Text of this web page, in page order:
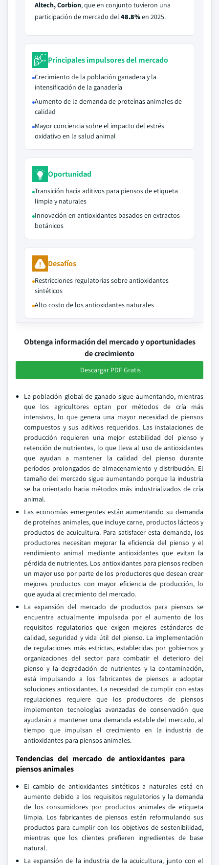
Altech, Corbion, que en conjunto tuvieron una
participación de mercado del 48.8%en 2025.
Principales impulsores del mercado
Crecimiento de la población ganadera y la
intensificación de la ganadería
Aumento de la demanda de proteínas animales de
calidad
Mayor conciencia sobre el impacto del estrés
oxidativo en la salud animal
Oportunidad
Transición hacia aditivos para piensos de etiqueta
limpia y naturales
Innovación en antioxidantes basados en extractos
botánicos
Desafíos
Restricciones regulatorias sobre antioxidantes
sintéticos
Alto costo de los antioxidantes naturales
Obtenga información del mercado y oportunidades
de crecimiento
Descargar PDF Gratis
La población global de ganado sigue aumentando, mientras
que los agricultores optan por métodos de cría más
intensivos, lo que genera una mayor necesidad de piensos
compuestos y sus aditivos requeridos. Las instalaciones de
producción requieren una mejor estabilidad del pienso y
retención de nutrientes, lo que lleva al uso de antioxidantes
que ayudan a mantener la calidad del pienso durante
períodos prolongados de almacenamiento y distribución. El
tamaño del mercado sigue aumentando porque la industria
se ha orientado hacia métodos más industrializados de cría
animal.
Las economías emergentes están aumentando su demanda
de proteínas animales, que incluye carne, productos lácteos y
productos de acuicultura. Para satisfacer esta demanda, los
productores necesitan mejorar la eficiencia del pienso y el
rendimiento animal mediante antioxidantes que evitan la
pérdida de nutrientes. Los antioxidantes para piensos reciben
un mayor uso por parte de los productores que desean crear
mejores productos con mayor eficiencia de producción, lo
que ayuda al crecimiento del mercado.
La expansión del mercado de productos para piensos se
encuentra actualmente impulsada por el aumento de los
requisitos regulatorios que exigen mejores estándares de
calidad, seguridad y vida útil del pienso. La implementación
de regulaciones más estrictas, establecidas por gobiernos y
organizaciones del sector para combatir el deterioro del
pienso y la degradación de nutrientes y la contaminación,
está impulsando a los fabricantes de piensos a adoptar
soluciones antioxidantes. La necesidad de cumplir con estas
regulaciones requiere que los productores de piensos
implementen tecnologías avanzadas de conservación que
ayudarán a mantener una demanda estable del mercado, al
tiempo que impulsan el crecimiento en la industria de
antioxidantes para piensos animales.
Tendencias del mercado de antioxidantes para
piensos animales
El cambio de antioxidantes sintéticos a naturales está en
aumento debido a los requisitos regulatorios y la demanda
de los consumidores por productos animales de etiqueta
limpia. Los fabricantes de piensos están reformulando sus
productos para cumplir con los objetivos de sostenibilidad,
mientras que los clientes prefieren ingredientes de base
natural.
La expansión de la industria de la acuicultura, junto con el